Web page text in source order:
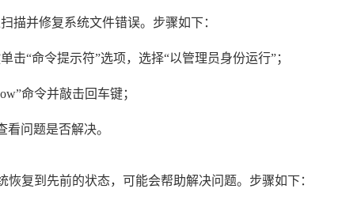
描并修复系统文件错误。步骤如下：
击“命令提示符”选项，选择“以管理员身份运行”；
命令并敲击回车键；
问题是否解决。
复到先前的状态，可能会帮助解决问题。步骤如下：